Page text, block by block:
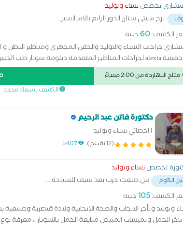
تخصصنساء وتوليد
برج سيتي ستارز الدور الرابع بالاسانسير...
الكشف:60 جنيه
جراحات النساء والتوليد والحقن المجهري ومناظير البطن
البريطانية
متاح النهاردة من 2:00 مساءً
الكشف بميعاد محدد
دكتورة فاتن عبد الرحيم
ا اخصائي نساء وتوليد
(12 تقييم) 5407
تخصصنساء وتوليد
الكوم ش طلعت حرب بعد سيف للسياحة...
الكشف:105جنيه
وتوليد وتأخر الانجاب والصحة الانجابية ولادة قيصرية وطبيعية
الحمل وتميسات المبيض متابعة الحمل بالسونار ،، معرفة